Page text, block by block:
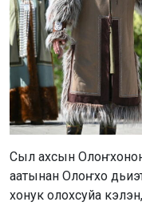
Сыл ахсын Олоҥхонон
аатынан Олоҥхо
хонук олохсуйа